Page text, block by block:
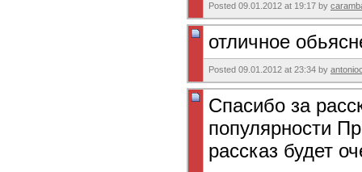
Posted 09.01.2012 at 19:17 by
отличное
Posted 09.01.2012 at 23:34 by
Спасибо за
популярности
рассказ будет